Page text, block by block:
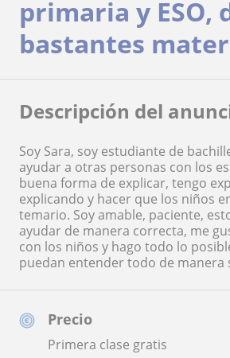
Precio
Primera clase gratis
primaria y ESO,
bastantes
Descripción del
Soy Sara, soy estudiante de
ayudar a otras personas con los
buena forma de explicar, tengo
explicando y hacer que los niños
temario. Soy amable, paciente,
ayudar de manera correcta, me
con los niños y hago todo lo
puedan entender todo de manera